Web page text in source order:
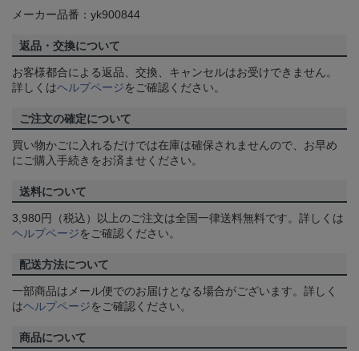
メーカー品番：yk900844
返品・交換について
お客様都合による返品、交換、キャンセルはお受けできません。
詳しくはヘルプページをご確認ください。
ご注文の確定について
買い物かごに入れるだけでは在庫は確保されませんので、お早め
にご購入手続きをお済ませください。
送料について
3,980円（税込）以上のご注文は全国一律送料無料です。詳しくは
ヘルプページをご確認ください。
配送方法について
一部商品はメール便でのお届けとなる場合がございます。詳しく
はヘルプページをご確認ください。
商品について